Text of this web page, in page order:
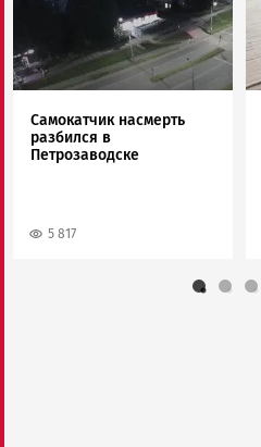
Самокатчик насмерть
разбился в
Петрозаводске
5 817